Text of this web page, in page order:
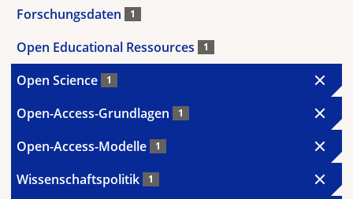
Forschungsdaten 1
Open Educational Ressources 1
Open Science 1
Open-Access-Grundlagen 1
Open-Access-Modelle 1
Wissenschaftspolitik 1